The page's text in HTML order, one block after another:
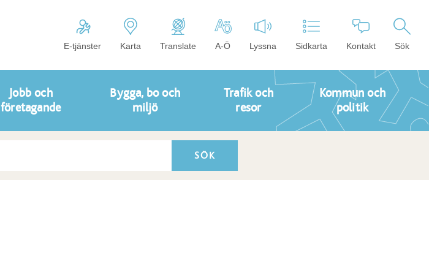
E-tjänster Karta Translate A-Ö Lyssna Sidkarta Kontakt Sök
Jobb och
företagande
Bygga, bo och
miljö
Trafik och
resor
Kommun och
politik